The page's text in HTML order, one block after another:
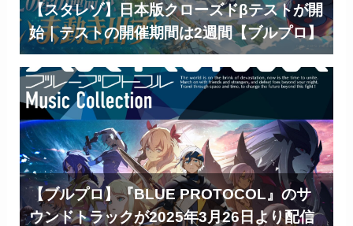
【スタレゾ】日本版クローズドβテストが開
始｜テストの開催期間は2週間【ブルプロ】
【ブルプロ】『BLUE PROTOCOL』のサ
ウンドトラックが2025年3月26日より配信